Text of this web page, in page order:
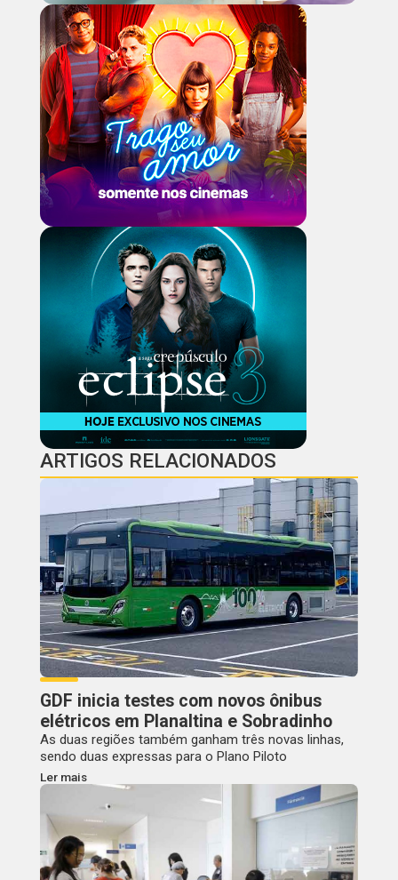
ARTIGOS RELACIONADOS
GDF inicia testes com novos ônibus
elétricos em Planaltina e Sobradinho
As duas regiões também ganham três novas linhas,
sendo duas expressas para o Plano Piloto
Ler mais